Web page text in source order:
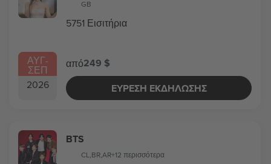
ΑΥΓ-
ΣΕΠ
2026
GB
5751 Εισιτήρια
από249 $
ΕΎΡΕΣΗ ΕΚΔΉΛΩΣΗΣ
BTS
CL,BR,AR+12 περισσότερα